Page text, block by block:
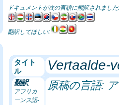
ドキュメントが次の言語に翻訳されまし
翻訳してほしい:
タイト
ル
Vertaalde-
翻訳
アフリカ
ーンス語-
原稿の言語: